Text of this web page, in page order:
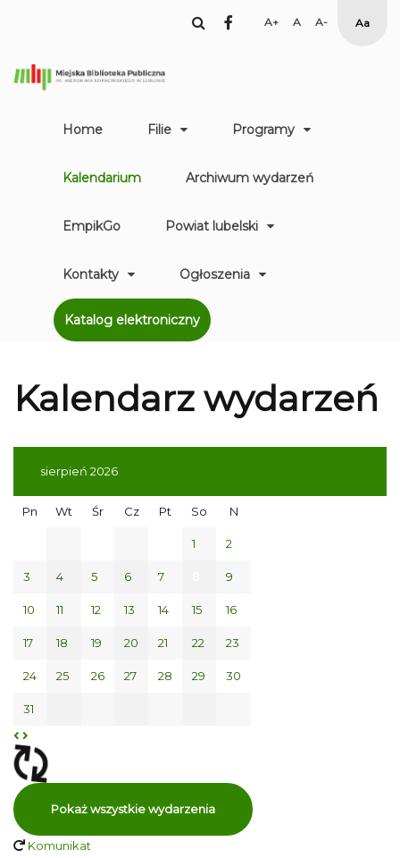
facebook
Set Set
Smaller
High
Home Filie Programy
Kalendarium Archiwum wydarzeń
EmpikGo Powiat lubelski
Kontakty Ogłoszenia
Katalog elektroniczny
Kalendarz wydarzeń
sierpień 2026
Pn Wt Śr Cz Pt So N
1 2
3 4 5 6 7 9
10 11 12 13 14 15 16
17 18 19 20 21 22 23
24 25 26 27 28 29 30
31
Pokaż wszystkie wydarzenia
Komunikat